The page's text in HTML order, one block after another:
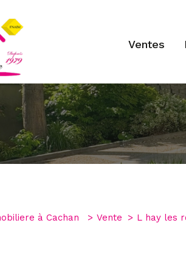
ventes
à Cachan Vente L hay les